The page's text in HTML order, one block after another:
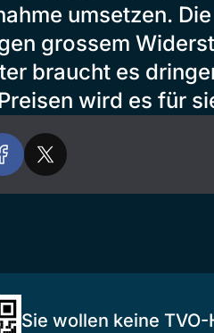
umsetzen.
grossem
braucht es
wird es für
Sie wollen keine